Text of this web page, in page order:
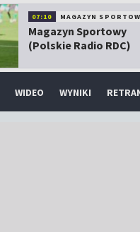
07:10 MAGAZYN
Magazyn Sportowy
(Polskie Radio RDC)
WIDEO WYNIKI